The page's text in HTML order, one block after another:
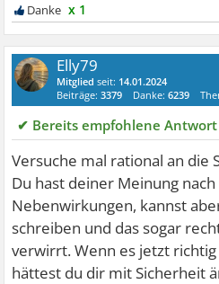
x 1
Elly79
Mitglied seit: 14.01.2024
Beiträge:3379 Danke:6239
✔ Bereits empfohlene Antwort
Versuche mal rational an die
Du hast deiner Meinung
Nebenwirkungen, kannst
schreiben und das sogar
verwirrt. Wenn es jetzt
hättest du dir mit Sicherheit